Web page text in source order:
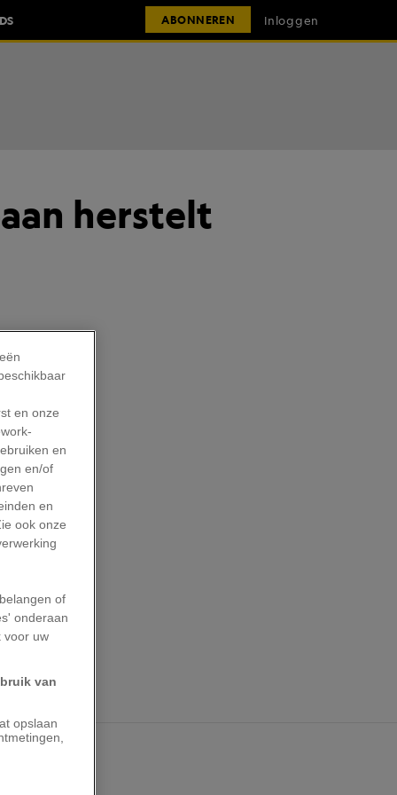
ABONNEREN Inloggen
herstelt
en onze
en
en/of
en
ook onze
of
onderaan
voor uw
van
opslaan